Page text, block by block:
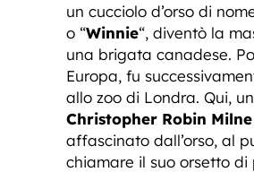
un cucciolo d’orso di
o “Winnie“, diventò la
una brigata canadese.
Europa, fu
allo zoo di Londra. Qui,
Christopher Robin Milne
affascinato dall’orso, al
chiamare il suo orsetto di